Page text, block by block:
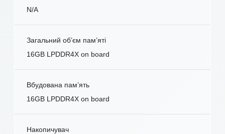
N/A
Загальний об’єм пам’яті
16GB LPDDR4X on board
Вбудована пам’ять
16GB LPDDR4X on board
Накопичувач